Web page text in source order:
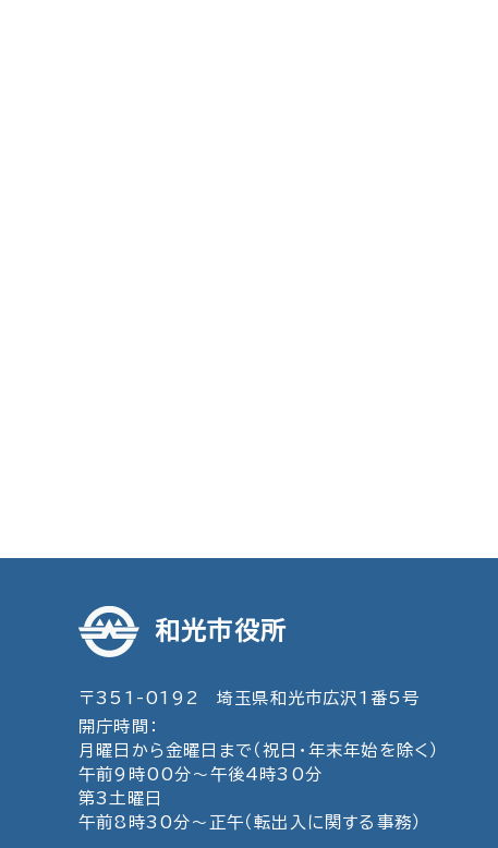
和光市役所
〒351-0192 埼玉県和光市広沢1番5号
開庁時間：
月曜日から金曜日まで（祝日・年末年始を除く）
午前9時00分～午後4時30分
第3土曜日
午前8時30分～正午（転出入に関する事務）